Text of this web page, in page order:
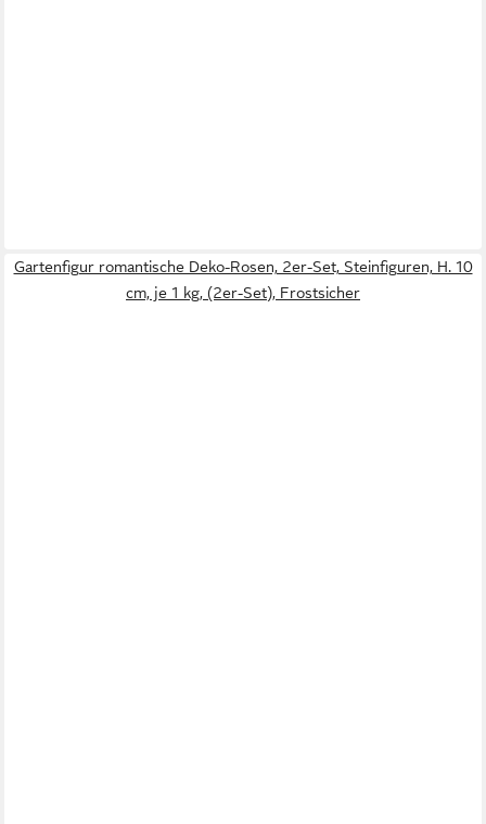
Gartenfigur romantische Deko-Rosen, 2er-Set, Steinfiguren, H. 10
cm, je 1 kg, (2er-Set), Frostsicher